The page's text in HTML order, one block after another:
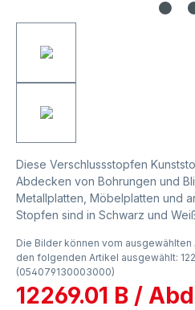
Diese Verschlussstopfen
Abdecken von Bohrungen und
Metallplatten, Möbelplatten und
Stopfen sind in Schwarz und
Die Bilder können vom
den folgenden Artikel ausgewählt:
(054079130003000)
12269.01 B /